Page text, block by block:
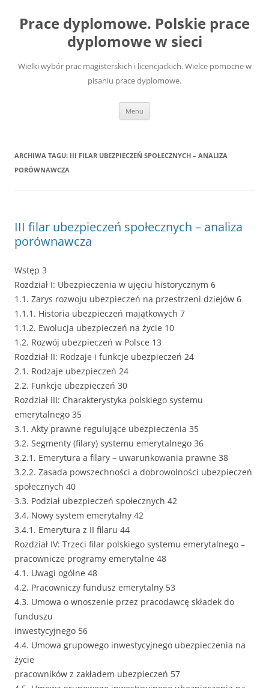
treści
Prace dyplomowe. Polskie prace
dyplomowe w sieci
Wielki wybór prac magisterskich i licencjackich. Wielce pomocne w
pisaniu prace dyplomowe.
Menu
ARCHIWA TAGU: III FILAR UBEZPIECZEŃ SPOŁECZNYCH – ANALIZA
PORÓWNAWCZA
III filar ubezpieczeń społecznych – analiza
porównawcza
Wstęp 3
Rozdział I: Ubezpieczenia w ujęciu historycznym 6
1.1. Zarys rozwoju ubezpieczeń na przestrzeni dziejów 6
1.1.1. Historia ubezpieczeń majątkowych 7
1.1.2. Ewolucja ubezpieczeń na życie 10
1.2. Rozwój ubezpieczeń w Polsce 13
Rozdział II: Rodzaje i funkcje ubezpieczeń 24
2.1. Rodzaje ubezpieczeń 24
2.2. Funkcje ubezpieczeń 30
Rozdział III: Charakterystyka polskiego systemu
emerytalnego 35
3.1. Akty prawne regulujące ubezpieczenia 35
3.2. Segmenty (filary) systemu emerytalnego 36
3.2.1. Emerytura a filary – uwarunkowania prawne 38
3.2.2. Zasada powszechności a dobrowolności ubezpieczeń
społecznych 40
3.3. Podział ubezpieczeń społecznych 42
3.4. Nowy system emerytalny 42
3.4.1. Emerytura z II filaru 44
Rozdział IV: Trzeci filar polskiego systemu emerytalnego –
pracownicze programy emerytalne 48
4.1. Uwagi ogólne 48
4.2. Pracowniczy fundusz emerytalny 53
4.3. Umowa o wnoszenie przez pracodawcę składek do
funduszu
inwestycyjnego 56
4.4. Umowa grupowego inwestycyjnego ubezpieczenia na
życie
pracowników z zakładem ubezpieczeń 57